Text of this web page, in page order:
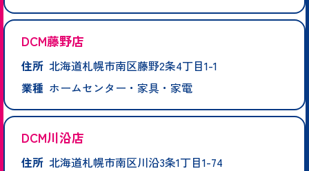
DCM藤野店
住所 北海道札幌市南区藤野2条4丁目1-1
業種 ホームセンター・家具・家電
DCM川沿店
住所 北海道札幌市南区川沿3条1丁目1-74